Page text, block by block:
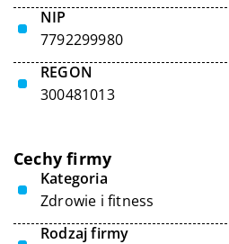
NIP
7792299980
REGON
300481013
Cechy firmy
Kategoria
Zdrowie i fitness
Rodzaj firmy